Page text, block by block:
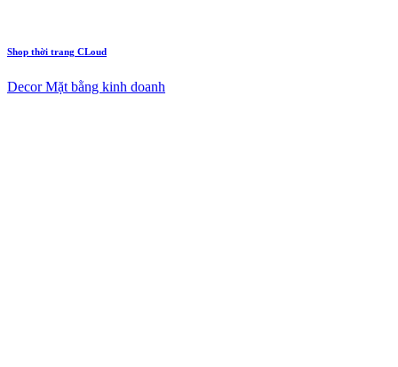
Shop thời trang CLoud
Decor Mặt bằng kinh doanh